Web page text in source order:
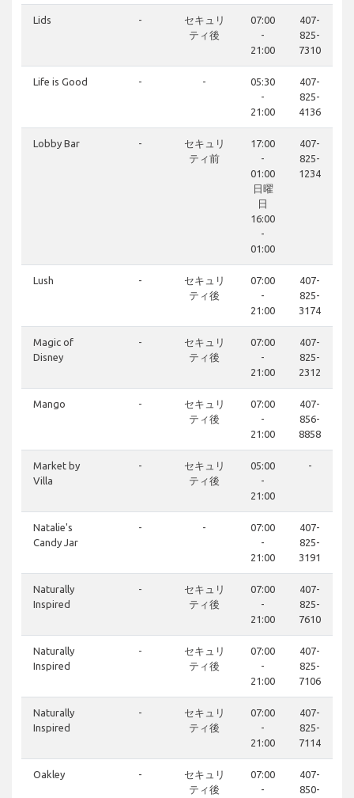
Lids -
セキュリ
ティ後
07:00
-
21:00
407-
825-
7310
Life is Good - -
05:30
-
21:00
407-
825-
4136
Lobby Bar -
セキュリ
ティ前
17:00
-
01:00
日曜
日
16:00
-
01:00
407-
825-
1234
Lush -
セキュリ
ティ後
07:00
-
21:00
407-
825-
3174
Magic of
Disney
-
セキュリ
ティ後
07:00
-
21:00
407-
825-
2312
Mango -
セキュリ
ティ後
07:00
-
21:00
407-
856-
8858
Market by
Villa
-
セキュリ
ティ後
05:00
-
21:00
-
Natalie's
Candy Jar
- -
07:00
-
21:00
407-
825-
3191
Naturally
Inspired
-
セキュリ
ティ後
07:00
-
21:00
407-
825-
7610
Naturally
Inspired
-
セキュリ
ティ後
07:00
-
21:00
407-
825-
7106
Naturally
Inspired
-
セキュリ
ティ後
07:00
-
21:00
407-
825-
7114
Oakley -
セキュリ
ティ後
07:00
-
407-
850-